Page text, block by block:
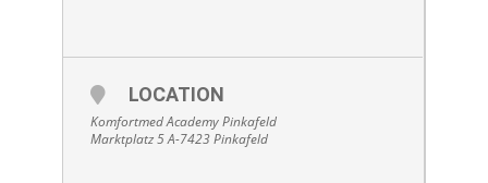
LOCATION
Komfortmed Academy Pinkafeld
Marktplatz 5 A-7423 Pinkafeld